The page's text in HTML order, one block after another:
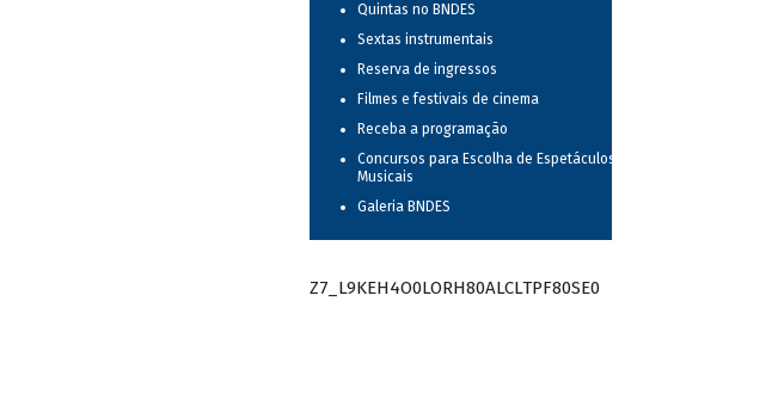
Quintas no BNDES
Sextas instrumentais
Reserva de ingressos
Filmes e festivais de cinema
Receba a programação
Concursos para Escolha de Espetáculos
Musicais
Galeria BNDES
Z7_L9KEH4O0LORH80ALCLTPF80SE0